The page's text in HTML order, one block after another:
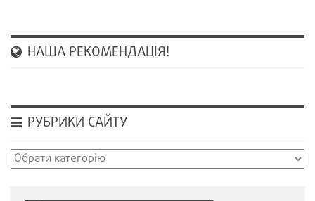
НАША РЕКОМЕНДАЦІЯ!
РУБРИКИ САЙТУ
Рубрики